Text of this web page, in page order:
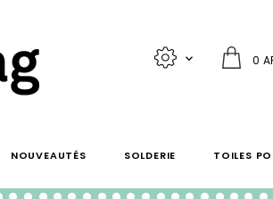
0

NOUVEAUTÉS SOLDERIE TOILES